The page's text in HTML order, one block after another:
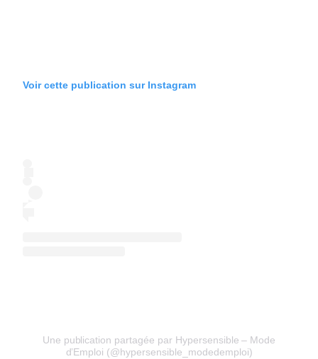
Voir cette publication sur Instagram
Une publication partagée par Hypersensible – Mode
d’Emploi (@hypersensible_modedemploi)